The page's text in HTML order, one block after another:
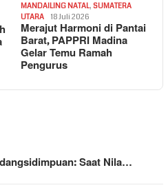
MANDAILING NATAL, SUMATERA
UTARA
18 Juli 2026
Merajut Harmoni di Pantai
Barat, PAPPRI Madina
Gelar Temu Ramah
Pengurus
Saat Nila…